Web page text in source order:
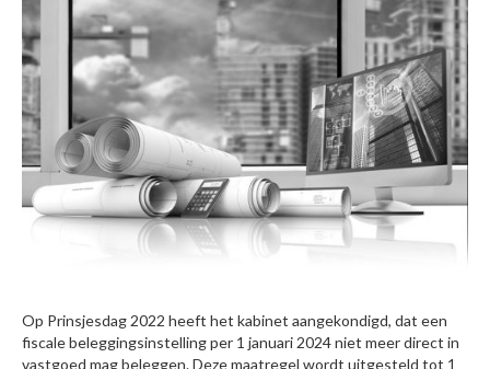
Op Prinsjesdag 2022 heeft het kabinet aangekondigd, dat een
fiscale beleggingsinstelling per 1 januari 2024 niet meer direct in
vastgoed mag beleggen. Deze maatregel wordt uitgesteld tot 1